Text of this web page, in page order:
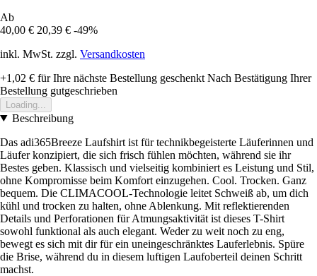
Ab
40,00 € 20,39 € -49%
inkl. MwSt. zzgl. Versandkosten
+1,02 € für Ihre nächste Bestellung geschenkt Nach Bestätigung Ihrer
Bestellung gutgeschrieben
Loading...
Beschreibung
Das adi365Breeze Laufshirt ist für technikbegeisterte Läuferinnen und
Läufer konzipiert, die sich frisch fühlen möchten, während sie ihr
Bestes geben. Klassisch und vielseitig kombiniert es Leistung und Stil,
ohne Kompromisse beim Komfort einzugehen. Cool. Trocken. Ganz
bequem. Die CLIMACOOL-Technologie leitet Schweiß ab, um dich
kühl und trocken zu halten, ohne Ablenkung. Mit reflektierenden
Details und Perforationen für Atmungsaktivität ist dieses T-Shirt
sowohl funktional als auch elegant. Weder zu weit noch zu eng,
bewegt es sich mit dir für ein uneingeschränktes Lauferlebnis. Spüre
die Brise, während du in diesem luftigen Laufoberteil deinen Schritt
machst.